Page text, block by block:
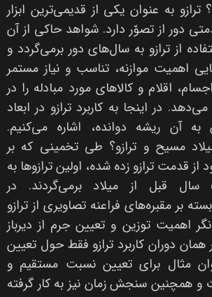
ترازو به عنوان یکی از قدیمی‌ترین ابزار
دور از تصوّر دارد. شواهد حاکی از آن
از ترازو به سال‌های دور برمی‌گردد و
اهمیت موازنه، تناسب و نیاز مستمر
اقلام و کالاهای مورد مبادله را در
در اینجا به کاربرد ترازو در ابعاد
به آن ریشه دوانده، اشاره می‌کنیم.
میلاد مسیح و ترازو؟ طی تخمینی که بر
قدمت ترازو زده شده، اولین ترازوها به
حدود 3000تا5000 سال قبل از میلاد برمی‌گردند. در
بر مقبره‌های فراعنه تصاویری از ترازو
اهمیت توزین و تعیین جرم از دیرباز
همان دوران کاربرد ترازو فقط حول تعیین
مثال برای تعیین نسبت مستقیم و
همچنین سنجش زمان نیز به کار گرفته